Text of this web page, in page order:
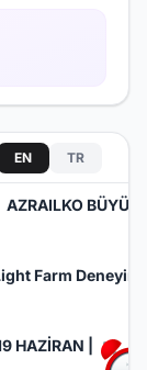
EN TR
AZRAILKO BÜYÜK
Farm
HAZİRAN |